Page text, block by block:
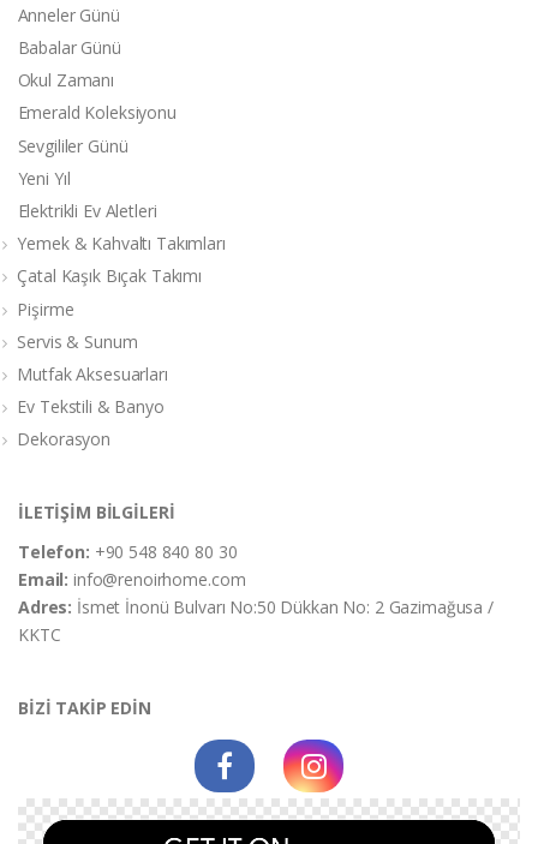
Anneler Günü
Babalar Günü
Okul Zamanı
Emerald Koleksiyonu
Sevgililer Günü
Yeni Yıl
Elektrikli Ev Aletleri
Yemek & Kahvaltı Takımları
Çatal Kaşık Bıçak Takımı
Pişirme
Servis & Sunum
Mutfak Aksesuarları
Ev Tekstili & Banyo
Dekorasyon
İLETİŞİM BİLGİLERİ
Telefon: +90 548 840 80 30
Email:info@renoirhome.com
Adres: İsmet İnonü Bulvarı No:50 Dükkan No: 2 Gazimağusa /
KKTC
BİZİ TAKİP EDİN